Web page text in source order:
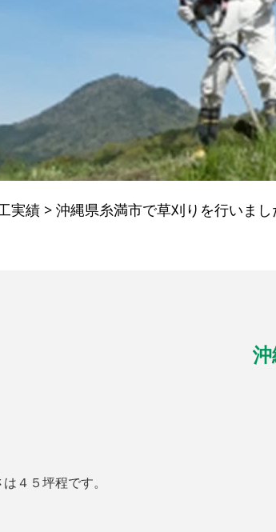
実績 > 沖縄県糸満市で草刈りを行いまし
４５坪程です。